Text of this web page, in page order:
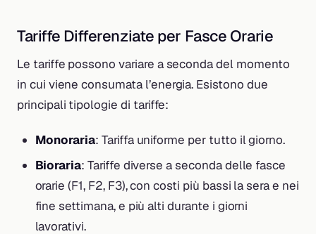
Tariffe Differenziate per Fasce Orarie
Le tariffe possono variare a seconda del momento
in cui viene consumata l’energia. Esistono due
principali tipologie di tariffe:
Monoraria: Tariffa uniforme per tutto il giorno.
Bioraria: Tariffe diverse a seconda delle fasce
orarie (F1, F2, F3), con costi più bassi la sera e nei
fine settimana, e più alti durante i giorni
lavorativi.